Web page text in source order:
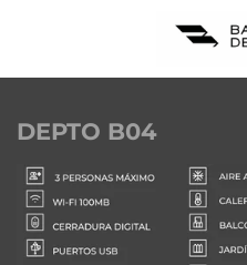
contenido
DEPTO B04